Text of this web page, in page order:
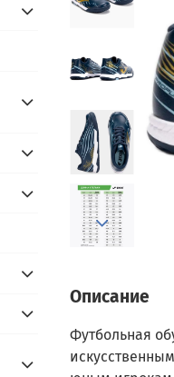
Описание
Футбольная